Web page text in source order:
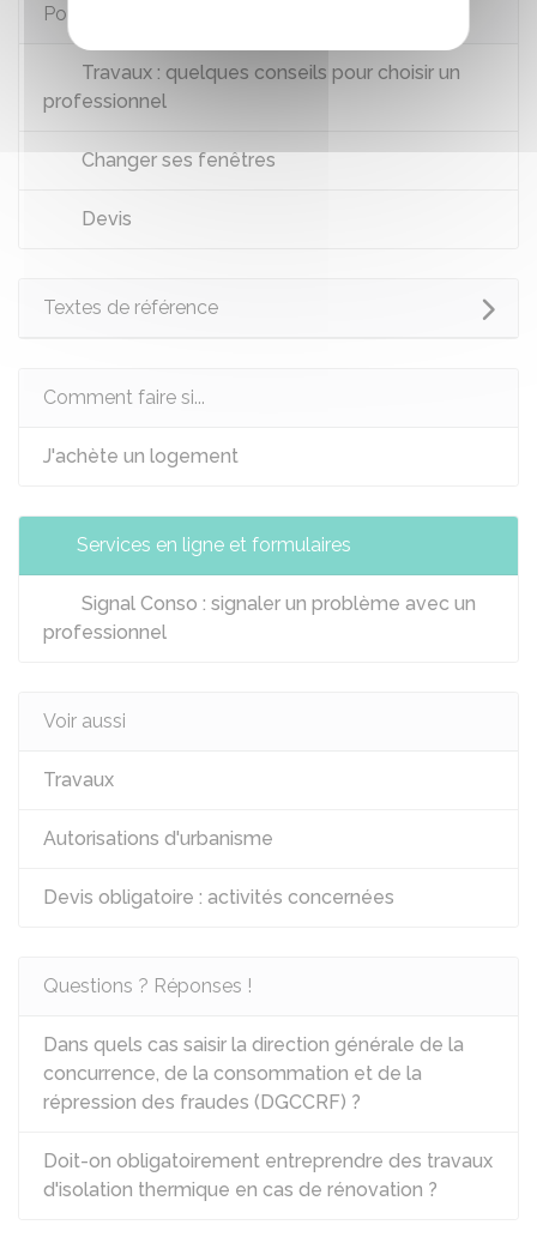
Pour en savoir plus
Travaux : quelques conseils pour choisir un
professionnel
Changer ses fenêtres
Devis
Textes de référence
Comment faire si...
J'achète un logement
Services en ligne et formulaires
Signal Conso : signaler un problème avec un
professionnel
Voir aussi
Travaux
Autorisations d'urbanisme
Devis obligatoire : activités concernées
Questions ? Réponses !
Dans quels cas saisir la direction générale de la
concurrence, de la consommation et de la
répression des fraudes (DGCCRF) ?
Doit-on obligatoirement entreprendre des travaux
d'isolation thermique en cas de rénovation ?